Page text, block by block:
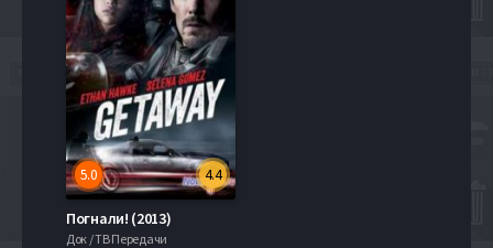
4.4
5.0
Погнали! (2013)
Док / ТВ Передачи